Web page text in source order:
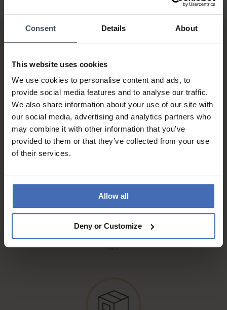
Consent Details About
This website uses cookies
We use cookies to personalise content and ads, to
provide social media features and to analyse our traffic.
We also share information about your use of our site with
our social media, advertising and analytics partners who
may combine it with other information that you’ve
provided to them or that they’ve collected from your use
of their services.
Allow all
Deny or Customize
Fattura & Pagamento a rate
fino a 5000.-
info
Spedizione gratuita'*
Raccomandata, Posta A
info